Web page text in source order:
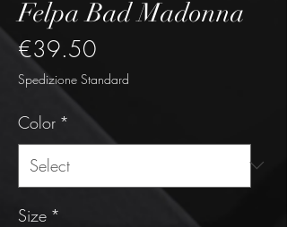
Felpa Bad Madonna
€39.50
Spedizione Standard
Color *
Size *